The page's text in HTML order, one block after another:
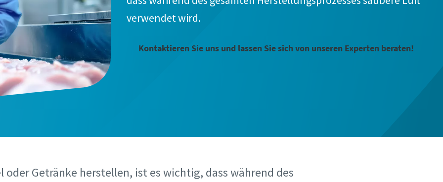
verwendet wird.
Kontaktieren Sie uns und lassen Sie sich von unseren Experten beraten!
oder Getränke herstellen, ist es wichtig, dass während des